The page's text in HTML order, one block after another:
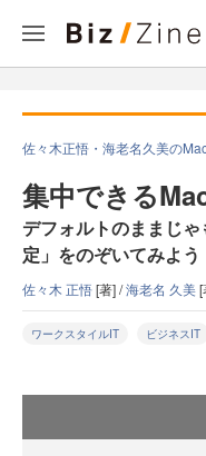
佐々木正悟・海老名久美の
集中できる
デフォルトのままじ
定」をのぞいてみよう
佐々木 正悟[著] /海老名 久美[
ワークスタイルIT ビジネスIT